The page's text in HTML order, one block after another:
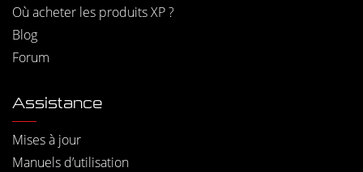
Où acheter les produits XP ?
Blog
Forum
Assistance
Mises à jour
Manuels d’utilisation